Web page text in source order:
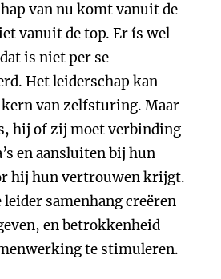
van nu komt vanuit de
vanuit de top. Er ís wel
is niet per se
Het leiderschap kan
van zelfsturing. Maar
hij of zij moet verbinding
en aansluiten bij hun
hij hun vertrouwen krijgt.
leider samenhang creëren
en betrokkenheid
te stimuleren.